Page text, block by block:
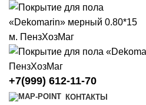
+7(999) 612-11-70
КОНТАКТЫ